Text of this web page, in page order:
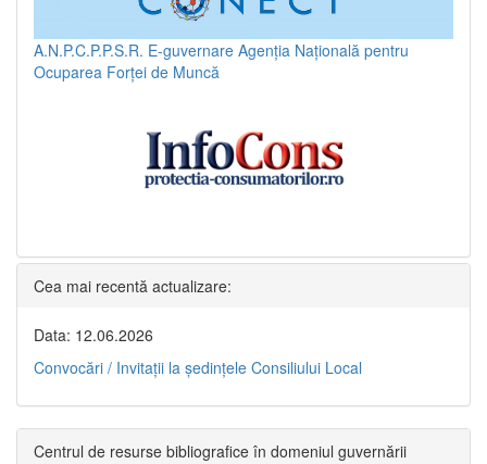
A.N.P.C.P.P.S.R. E-guvernare Agenția Națională pentru
Ocuparea Forței de Muncă
Cea mai recentă actualizare:
Data: 12.06.2026
Convocări / Invitaţii la şedinţele Consiliului Local
Centrul de resurse bibliografice în domeniul guvernării